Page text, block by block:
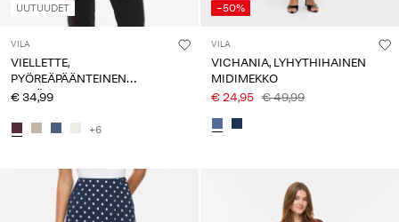
UUTUUDET
VILA
VIELLETTE,
PYÖREÄPÄÄNTEINEN
PITKÄHIHAINEN TOPPI
€ 34,99
+6
-50%
VILA
VICHANIA, LYHYTHIHAINEN
MIDIMEKKO
€ 24,95 € 49,99